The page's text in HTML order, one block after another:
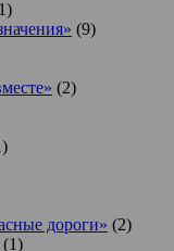
(9)
(2)
дороги» (2)
(1)